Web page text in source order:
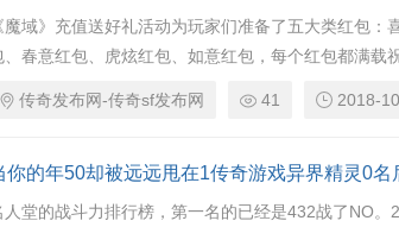
魔域》充值送好礼活动为玩家们准备了五大类红包：
、春意红包、虎炫红包、如意红包，每个红包都满载
传奇发布网-传奇sf发布网 41 2018-
你的年50却被远远甩在1传奇游戏异界精灵0名
人堂的战斗力排行榜，第一名的已经是432战了NO。